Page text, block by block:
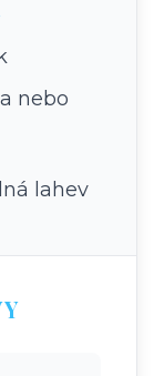
nebo
lahev